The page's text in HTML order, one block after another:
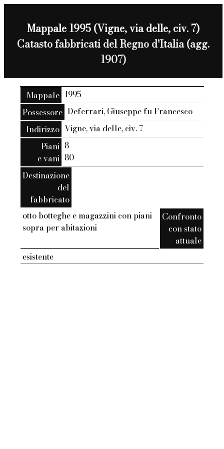
Mappale 1995 (Vigne, via delle, civ. 7)
Catasto fabbricati del Regno d'Italia (agg.
1907)
Mappale 1995
Possessore Deferrari, Giuseppe fu Francesco
Indirizzo Vigne, via delle, civ. 7
Piani
e vani
8
80
Destinazione
del
fabbricato
otto botteghe e magazzini con piani
sopra per abitazioni
Confronto
con stato
attuale
esistente